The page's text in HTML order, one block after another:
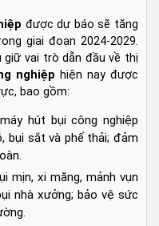
được dự báo sẽ tăng
giai đoạn 2024-2029.
giữ vai trò dẫn đầu về thị
nghiệp hiện nay được
bao gồm:
hút bụi công nghiệp
bụi sắt và phế thải; đảm
mịn, xi măng, mảnh vụn
nhà xưởng; bảo vệ sức